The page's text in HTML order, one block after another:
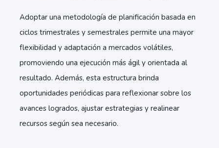
Adoptar una metodología de planificación basada en
ciclos trimestrales y semestrales permite una mayor
flexibilidad y adaptación a mercados volátiles,
promoviendo una ejecución más ágil y orientada al
resultado. Además, esta estructura brinda
oportunidades periódicas para reflexionar sobre los
avances logrados, ajustar estrategias y realinear
recursos según sea necesario.